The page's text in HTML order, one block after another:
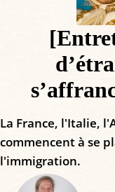
La France, l'Italie,
commencent à se
l'immigration.